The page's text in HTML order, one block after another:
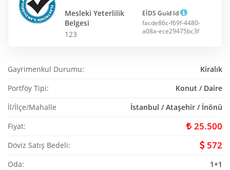
Mesleki Yeterlilik
Belgesi
123
EİDS Guid Id
facde86c-f69f-4480-
a08a-ece29475bc3f
Gayrimenkul Durumu:
Kiralık
Portföy Tipi:
Konut / Daire
İl/İlçe/Mahalle
İstanbul / Ataşehir / İnönü
Fiyat:
25.500
Döviz Satış Bedeli: 572
Oda:
1+1